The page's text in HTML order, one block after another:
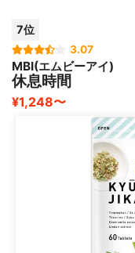
7位
3.07
MBI(エムビーアイ)
休息時間
¥1,248〜